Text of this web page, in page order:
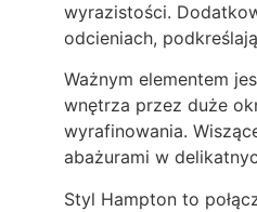
wyrazistości.
odcieniach,
Ważnym elementem
wnętrza przez duże
wyrafinowania.
abażurami w
Styl Hampton to